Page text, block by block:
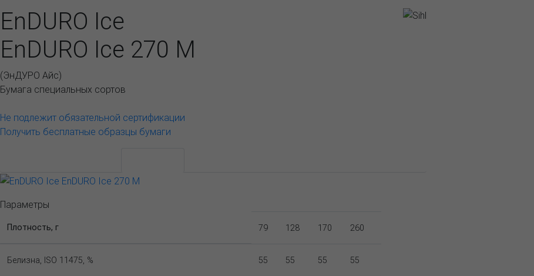
EnDURO Ice
EnDURO Ice 270 M
(ЭнДУРО Айс)
Бумага специальных сортов
Не подлежит обязательной сертификации
Получить бесплатные образцы бумаги
Параметры
Плотность, г 79 128 170 260
Белизна, ISO 11475, % 55 55 55 55